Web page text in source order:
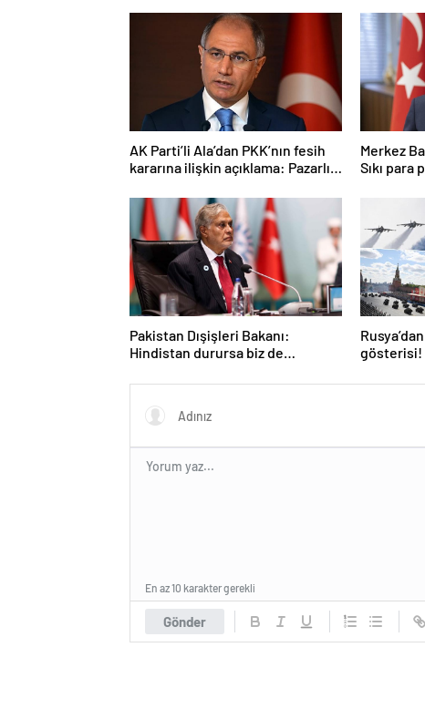
AK Parti’li Ala’dan PKK’nın fesih
kararına ilişkin açıklama: Pazarlık
Merkez
Sıkı
Pakistan Dışişleri Bakanı:
Hindistan durursa biz de
gösterisi!
Gönder
En az 10 karakter gerekli